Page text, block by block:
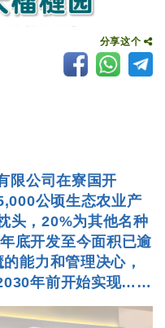
分享这个
限公司在寮国开
公顷生态农业产
头，20%为其他名种
底开发至今面积已逾
能力和管理决心，
年前开始实现……